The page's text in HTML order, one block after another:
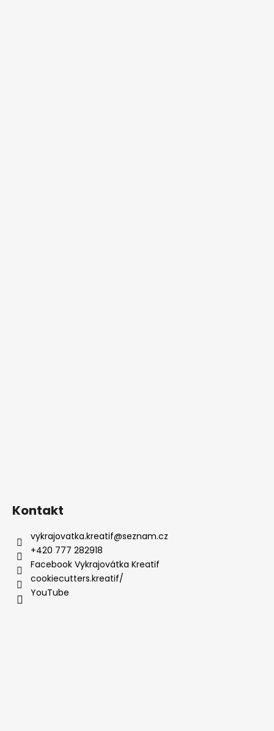
Kontakt
vykrajovatka.kreatif@seznam.cz
+420 777 282918
Facebook Vykrajovátka Kreatif
cookiecutters.kreatif/
YouTube